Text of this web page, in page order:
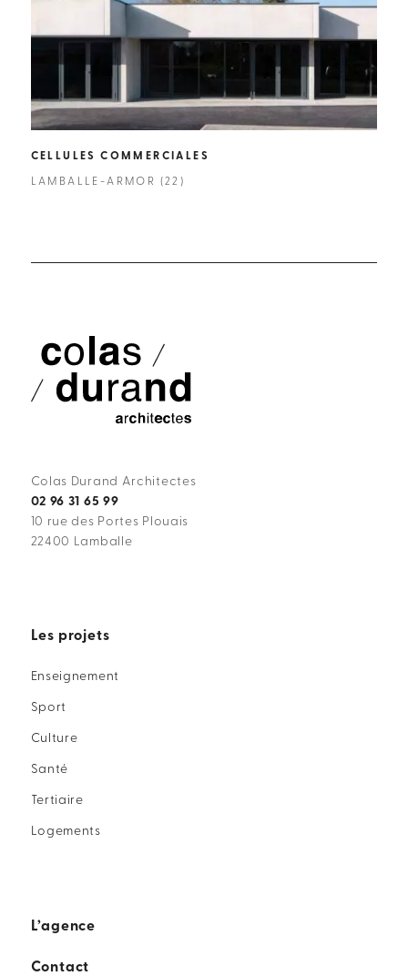
CELLULES COMMERCIALES
LAMBALLE-ARMOR (22)
Colas Durand Architectes
02 96 31 65 99
10 rue des Portes Plouais
22400 Lamballe
Les projets
Enseignement
Sport
Culture
Santé
Tertiaire
Logements
L’agence
Contact